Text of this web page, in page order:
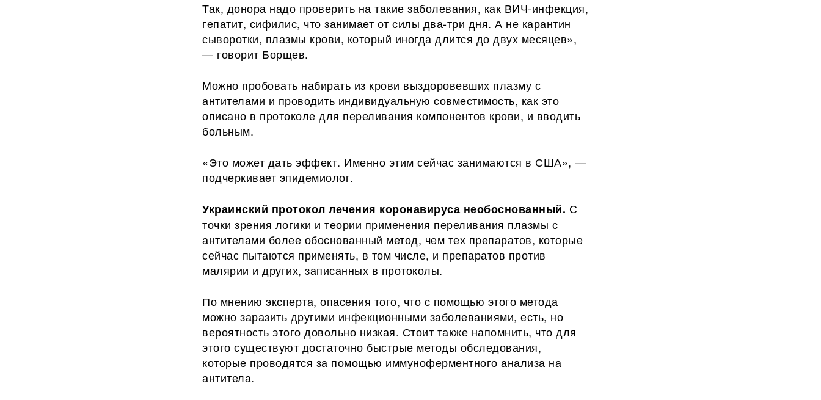
Так, донора надо проверить на такие заболевания, как ВИЧ-инфекция,
гепатит, сифилис, что занимает от силы два-три дня. А не карантин
сыворотки, плазмы крови, который иногда длится до двух месяцев»,
— говорит Борщев.
Можно пробовать набирать из крови выздоровевших плазму с
антителами и проводить индивидуальную совместимость, как это
описано в протоколе для переливания компонентов крови, и вводить
больным.
«Это может дать эффект. Именно этим сейчас занимаются в США», —
подчеркивает эпидемиолог.
Украинский протокол лечения коронавируса необоснованный. С
точки зрения логики и теории применения переливания плазмы с
антителами более обоснованный метод, чем тех препаратов, которые
сейчас пытаются применять, в том числе, и препаратов против
малярии и других, записанных в протоколы.
По мнению эксперта, опасения того, что с помощью этого метода
можно заразить другими инфекционными заболеваниями, есть, но
вероятность этого довольно низкая. Стоит также напомнить, что для
этого существуют достаточно быстрые методы обследования,
которые проводятся за помощью иммуноферментного анализа на
антитела.